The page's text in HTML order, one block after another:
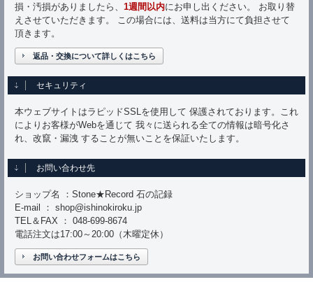
損・汚損がありましたら、 1週間以内にお申し出ください。 お取り替
えさせていただきます。 この場合には、送料は当方にて負担させて
頂きます。
返品・交換について詳しくはこちら
セキュリティ
本ウェブサイトはラピッドSSLを使用して 保護されております。これ
によりお客様がWebを通じて 我々に送られる全ての情報は暗号化さ
れ、改竄・漏洩 することが無いことを保証いたします。
お問い合わせ先
ショップ名 ：Stone★Record 石の記録
E-mail ： shop@ishinokiroku.jp
TEL＆FAX ： 048-699-8674
電話注文は17:00～20:00（木曜定休）
お問い合わせフォームはこちら